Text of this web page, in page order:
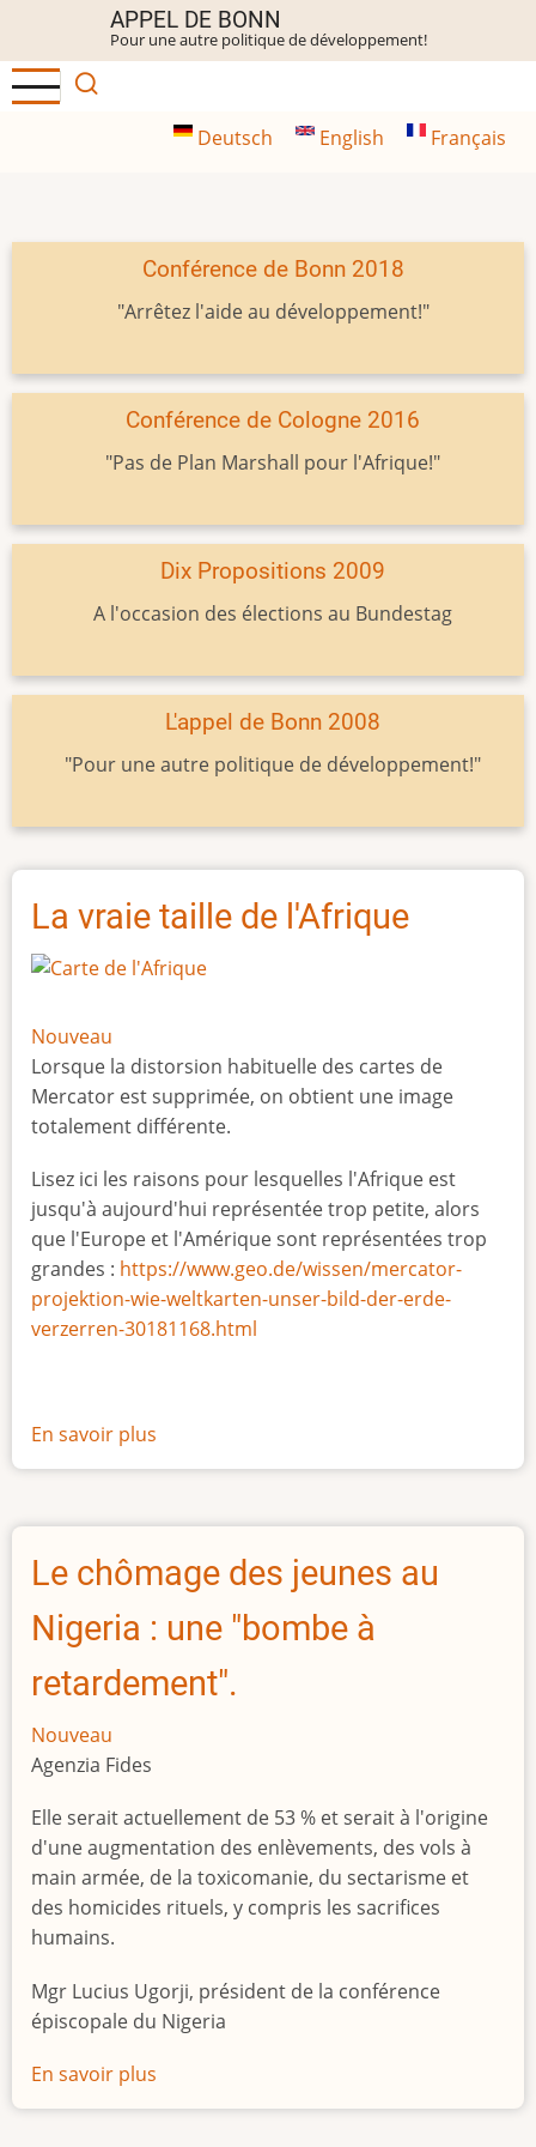
contenu
principal
APPEL DE BONN
Pour une autre politique de développement!
Deutsch English Français
Conférence de Bonn 2018
"Arrêtez l'aide au développement!"
Conférence de Cologne 2016
"Pas de Plan Marshall pour l'Afrique!"
Dix Propositions 2009
A l'occasion des élections au Bundestag
L'appel de Bonn 2008
"Pour une autre politique de développement!"
La vraie taille de l'Afrique
Nouveau
Lorsque la distorsion habituelle des cartes de
Mercator est supprimée, on obtient une image
totalement différente.
Lisez ici les raisons pour lesquelles l'Afrique est
jusqu'à aujourd'hui représentée trop petite, alors
que l'Europe et l'Amérique sont représentées trop
grandes : https://www.geo.de/wissen/mercator-
projektion-wie-weltkarten-unser-bild-der-erde-
verzerren-30181168.html
En savoir plus
La
taille
l'Afrique
Le chômage des jeunes au
Nigeria : une "bombe à
retardement".
Nouveau
Agenzia Fides
Elle serait actuellement de 53 % et serait à l'origine
d'une augmentation des enlèvements, des vols à
main armée, de la toxicomanie, du sectarisme et
des homicides rituels, y compris les sacrifices
humains.
Mgr Lucius Ugorji, président de la conférence
épiscopale du Nigeria
En savoir plus
Le